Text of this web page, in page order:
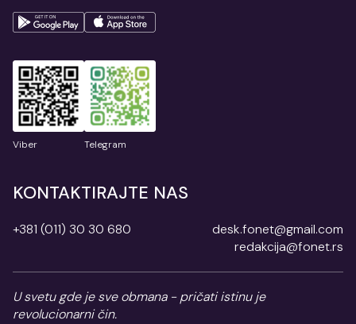
Viber Telegram
KONTAKTIRAJTE NAS
+381 (011) 30 30 680
desk.fonet@gmail.com
redakcija@fonet.rs
U svetu gde je sve obmana - pričati istinu je
revolucionarni čin.